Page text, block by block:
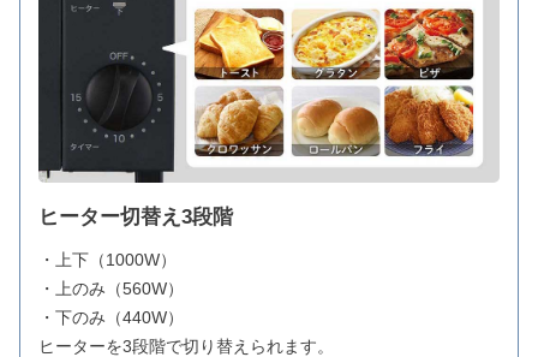
ヒーター切替え3段階
・上下（1000W）
・上のみ（560W）
・下のみ（440W）
ヒーターを3段階で切り替えられます。